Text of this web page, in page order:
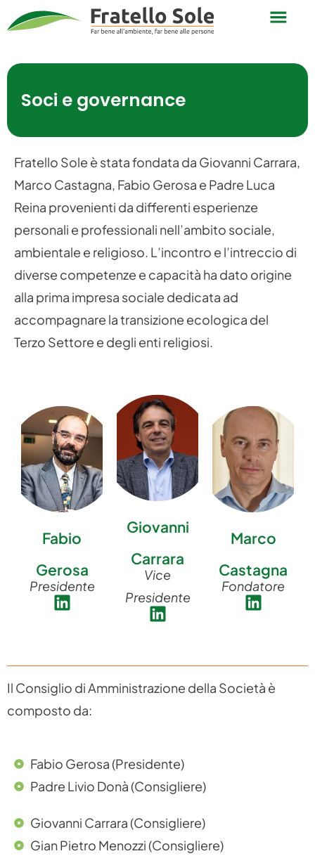
Soci e governance
Fratello Sole è stata fondata da Giovanni Carrara,
Marco Castagna, Fabio Gerosa e Padre Luca
Reina provenienti da differenti esperienze
personali e professionali nell’ambito sociale,
ambientale e religioso. L’incontro e l’intreccio di
diverse competenze e capacità ha dato origine
alla prima impresa sociale dedicata ad
accompagnare la transizione ecologica del
Terzo Settore e degli enti religiosi.
Fabio
Gerosa
Presidente
Giovanni
Carrara
Vice
Presidente
Marco
Castagna
Fondatore
Il Consiglio di Amministrazione della Società è
composto da:
Fabio Gerosa (Presidente)
Padre Livio Donà (Consigliere)
Giovanni Carrara (Consigliere)
Gian Pietro Menozzi (Consigliere)